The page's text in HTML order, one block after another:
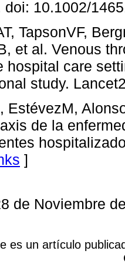
doi: 10.1002/
TapsonVF,
et al. Venous
hospital care
study.
EstévezM,
de la
]
de Noviembre
es un artículo